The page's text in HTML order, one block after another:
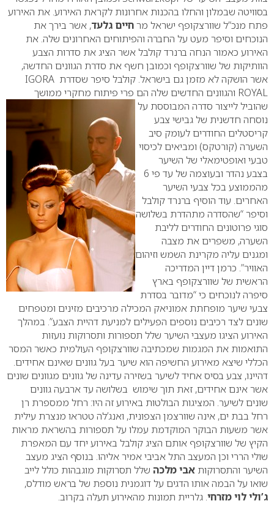
בסוויטה שבמלון והחלו בהכנות אחרונות לקראת האירוע. את האירוע
פתח מנכ”ל שוורצקופף ישראל מרחיים גלעד, אשר בירך את
הנוכחים וסיפר מעט על החברה והפיתוחים האחרונים שלה. את
האירוע כאמור הנחה ברנרד קולבל אשר הציג את סדרות הצבע
הוותיקות של שוורצקופף וכמובן חשף את סדרת הגוונים החדשה,
אשר הושקה לא מזמן גם בישראל. קולבל סיפר שסדרת IGORA
ROYAL והגוונים החדשים שלה הם פרי פיתוח מחקרי ממושך
שהוביל לייצור סדרה המבוססת על
נוסחה חדשנית של גבישי צבע
קריסטלים החודרים לעומק סיב
השערה (קורטקס) ומביאים לכיסוי
טבעי ואופטימאלי של השיער
בצבע נהדר ובעוצמה של עד פי 6
מהממוצע בכל צבעי השיער
האחרים. עוד הוסיף ברנרד קולבל
וסיפר “שהסדרה מתהדרת בשלושה
סוגי פרוטונים החודרים לליבת
השערה, משפרים את מצבה
ומגנים עליה מקרינת השמש וזיהום
האוויר”. כרמן דיין המדריכה
הראשית של שוורצקופף בארץ
סיפרה לנוכחים כי “מדובר בסדרת
צבעי שיער מופחתת אמוניאק המכילה מרכיבים מזינים ומטפחים
שונים לצד רכיבים נוספים הפעילים למניעת דהיית הצבע”. במהלך
האירוע הציגו מעצבי השיער שלל תספורות ותסרוקות נועזות
התואמות את המגמות שמכתיבה שוורצקופף העולמית כאשר המסר
הכללי שיצא מאירוע החשיפה הוא שיער בעל גוונים שאינם אחידים.
דהיינו, צבע בסיס אחיד לשיער בשזירה עדינה של גוונים מגוונים שונים
אשר אינם אחידים, זאת תוך שימוש בשלושה עד ארבעה גוונים
שונים לשיער. המציגות הבולטות באירוע זה היו: רחל ממספרת רן
רחל בבת ים, אינה שוורצמן הצפונית, ואנג’לה טטראו מנצרת עילית
אשר משעות הבוקר המוקדמת עמלו על תספורות בהשראת מראות
הקיץ של שוורצקופף אותם הציג קולבל באירוע יחד עם המאפרת
שולי הררי וכן המעצב התל אביבי אמיר אליהו. בנוסף הציג מעצב
השיער והתסרוקות אבי מלכה שלל תסרוקות מוגבהות כולל לייב
שואו על הבמה אותו הדגים על דוגמנית נוספת של בראש מודלס,
ג’ולי לוי מזרחי. גלריית תמונות מהאירוע תעלה בקרוב.